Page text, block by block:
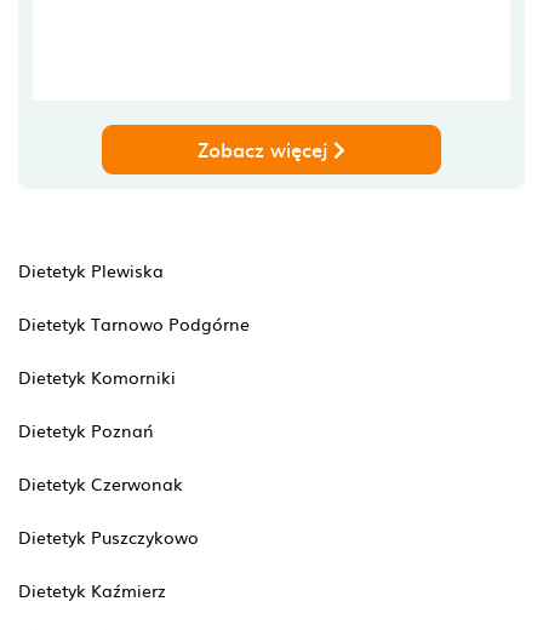
Zobacz więcej
Dietetyk Plewiska
Dietetyk Tarnowo Podgórne
Dietetyk Komorniki
Dietetyk Poznań
Dietetyk Czerwonak
Dietetyk Puszczykowo
Dietetyk Kaźmierz